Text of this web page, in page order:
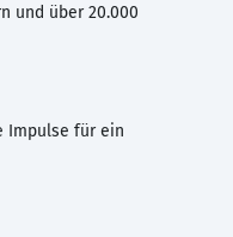
und über 20.000
Impulse für ein